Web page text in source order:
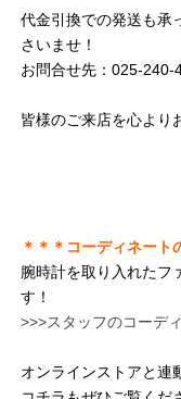
代金引換での発送も承
さいませ！
お問合せ先：025-240-
皆様のご来店を心より
＊＊＊コーディネート
腕時計を取り入れたフ
す！
>>>スタッフのコーデ
オンラインストアと連